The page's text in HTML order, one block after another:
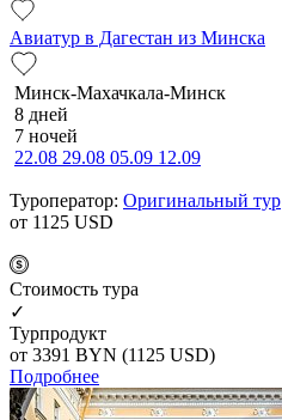
Авиатур в Дагестан из Минска
Минск-Махачкала-Минск
8 дней
7 ночей
22.08 29.08 05.09 12.09
Туроператор: Оригинальный тур
от 1125 USD
Cтоимость тура
✓
Турпродукт
от 3391 BYN (1125 USD)
Подробнее